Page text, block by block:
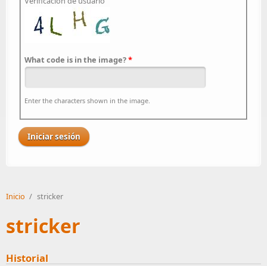
What code is in the image?*
Enter the characters shown in the image.
Inicio / stricker
stricker
Historial